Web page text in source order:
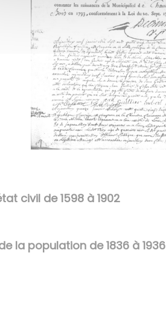
civil de 1598 à 1902
la population de 1836 à 1936